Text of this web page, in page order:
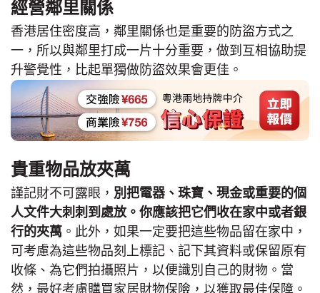
經營鄰里關係
香港居住密度高，鄰里關係也是重要的防盜方式之
一，所以與鄰里打成一片十分重要，做到互相協助提
升警覺性，比起單獨做防盜效果會更佳。
貴重物品放夾萬
謹記財不可露眼， 別把電器、珠寶、現金或重要的個
人文件大刺刺到處放。你應該把它們收在家中或者銀
行的夾萬 。此外，如果一定要把這些物品留在家中，
可考慮為這些物品刻上標記、記下其資料或保留原有
收條、為它們拍攝照片，以便識別自己的財物。當
然，最好考慮購買家居財物保險，以獲取最佳保障。